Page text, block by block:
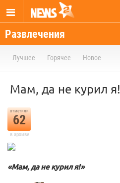
Развлечения
Лучшее Горячее Новое
Мам, да не курил я!
отметили
62
в архиве
«Мам, да не курил я!»